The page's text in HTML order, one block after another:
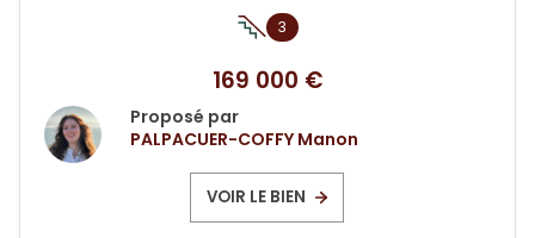
3
169 000 €
Proposé par
PALPACUER-COFFY Manon
VOIR LE BIEN